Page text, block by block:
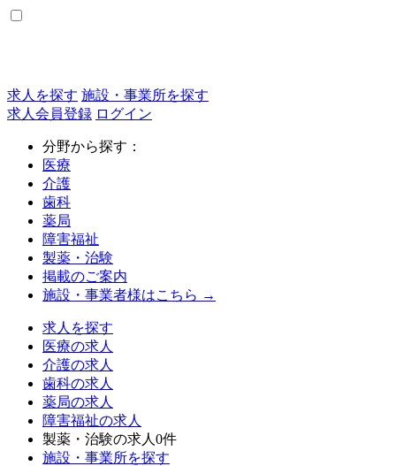
求人を探す 施設・事業所を探す
求人会員登録 ログイン
分野から探す：
医療
介護
歯科
薬局
障害福祉
製薬・治験
掲載のご案内
施設・事業者様はこちら →
求人を探す
医療の求人
介護の求人
歯科の求人
薬局の求人
障害福祉の求人
製薬・治験の求人 0件
施設・事業所を探す